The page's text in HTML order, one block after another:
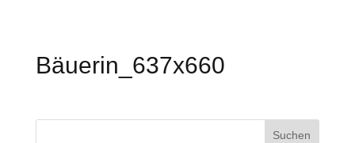
Bäuerin_637x660